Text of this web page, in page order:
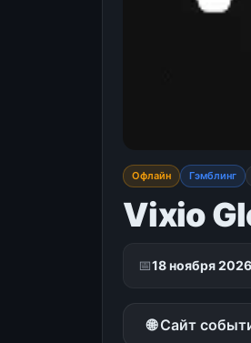
Офлайн Гэмблинг
Vixio
📅18 ноября 2026
🌐 Сайт